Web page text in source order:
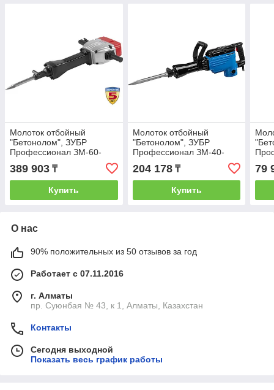
Молоток отбойный
"Бетонолом", ЗУБР
Профессионал ЗМ-60-
2200 ВК, HEX28, 60 Дж, 30
кг, 950 уд/мин, 2200 Вт,
АВТ,
389 903 ₸
Купить
Молоток отбойный
"Бетонолом", ЗУБР
Профессионал ЗМ-40-
1700 К, HEX30, 40 Дж, 17
кг, 1400 уд/мин, 1700 Вт,
кейс
204 178₸
Купить
уд /
79
О нас
90% положительных из 50 отзывов за год
Работает с 07.11.2016
г. Алматы
пр. Суюнбая № 43, к 1, Алматы, Казахстан
Контакты
Сегодня выходной
Показать весь график работы